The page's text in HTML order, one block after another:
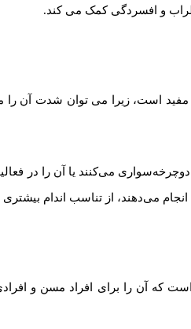
و افسردگی کمک می کند.
است، زیرا می توان شدت آن را
که اغلب دوچرخه‌سواری می‌کنند یا آن را
می‌دهند، از تناسب اندام بیشتری
که آن را برای افراد مسن و